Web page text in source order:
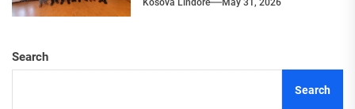
Kosova Lindore May 31, 2026
Search
Search